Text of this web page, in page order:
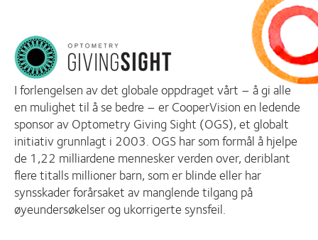
I forlengelsen av det globale oppdraget vårt – å gi alle
en mulighet til å se bedre – er CooperVision en ledende
sponsor av Optometry Giving Sight (OGS), et globalt
initiativ grunnlagt i 2003. OGS har som formål å hjelpe
de 1,22 milliardene mennesker verden over, deriblant
flere titalls millioner barn, som er blinde eller har
synsskader forårsaket av manglende tilgang på
øyeundersøkelser og ukorrigerte synsfeil.